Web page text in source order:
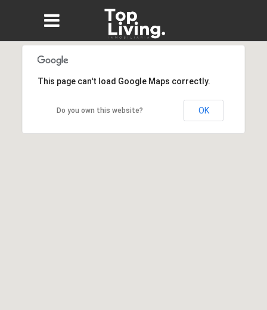
This page can't load Google Maps correctly.
Do you own this website? OK